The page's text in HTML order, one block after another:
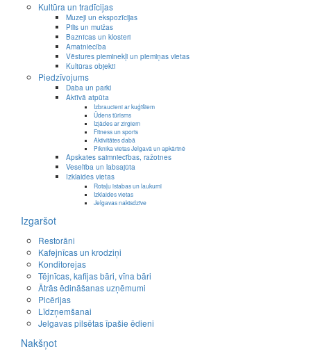
Kultūra un tradīcijas
Muzeji un ekspozīcijas
Pilis un muižas
Baznīcas un klosteri
Amatniecība
Vēstures pieminekļi un piemiņas vietas
Kultūras objekti
Piedzīvojums
Daba un parki
Aktīvā atpūta
Izbraucieni ar kuģīšiem
Ūdens tūrisms
Izjādes ar zirgiem
Fitness un sports
Aktivitātes dabā
Piknika vietas Jelgavā un apkārtnē
Apskates saimniecības, ražotnes
Veselība un labsajūta
Izklaides vietas
Rotaļu istabas un laukumi
Izklaides vietas
Jelgavas naktsdzīve
Izgaršot
Restorāni
Kafejnīcas un krodziņi
Konditorejas
Tējnīcas, kafijas bāri, vīna bāri
Ātrās ēdināšanas uzņēmumi
Picērijas
Līdzņemšanai
Jelgavas pilsētas īpašie ēdieni
Nakšņot